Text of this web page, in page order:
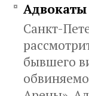
Санкт-
бывшего